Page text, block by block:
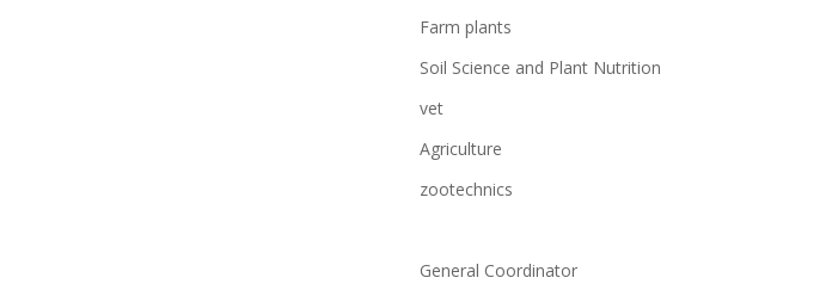
Farm plants
Soil Science and Plant Nutrition
vet
Agriculture
zootechnics
General Coordinator